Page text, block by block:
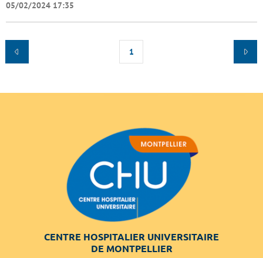
05/02/2024 17:35
1
CENTRE HOSPITALIER UNIVERSITAIRE
DE MONTPELLIER